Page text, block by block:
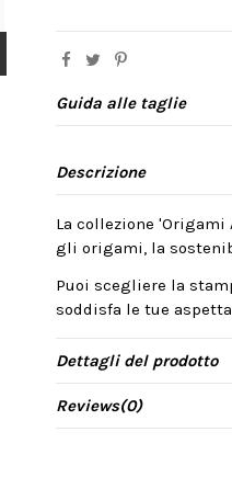
Guida alle taglie
Descrizione
La collezione
gli origami, la
Puoi scegliere la
soddisfa le tue
Dettagli del prodotto
Reviews(0)